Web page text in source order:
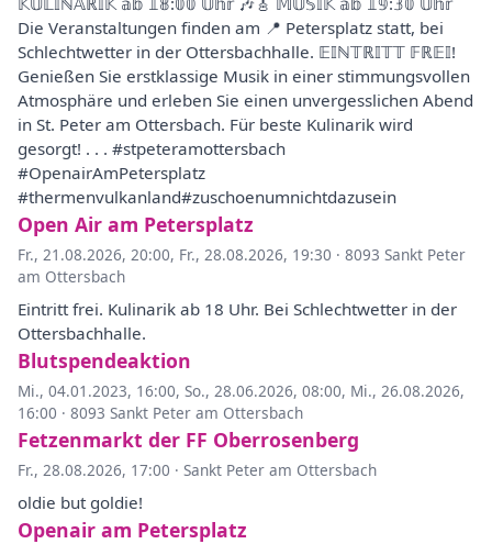
Die Veranstaltungen finden am 📍 Petersplatz statt, bei
Schlechtwetter in der Ottersbachhalle. 𝔼𝕀ℕ𝕋ℝ𝕀𝕋𝕋 𝔽ℝ𝔼𝕀!
Genießen Sie erstklassige Musik in einer stimmungsvollen
Atmosphäre und erleben Sie einen unvergesslichen Abend
in St. Peter am Ottersbach. Für beste Kulinarik wird
gesorgt! . . . #stpeteramottersbach
#OpenairAmPetersplatz
#thermenvulkanland#zuschoenumnichtdazusein
Open Air am Petersplatz
Fr., 21.08.2026, 20:00, Fr., 28.08.2026, 19:30 · 8093 Sankt Peter
am Ottersbach
Eintritt frei. Kulinarik ab 18 Uhr. Bei Schlechtwetter in der
Ottersbachhalle.
Blutspendeaktion
Mi., 04.01.2023, 16:00, So., 28.06.2026, 08:00, Mi., 26.08.2026,
16:00 · 8093 Sankt Peter am Ottersbach
Fetzenmarkt der FF Oberrosenberg
Fr., 28.08.2026, 17:00 · Sankt Peter am Ottersbach
oldie but goldie!
Openair am Petersplatz